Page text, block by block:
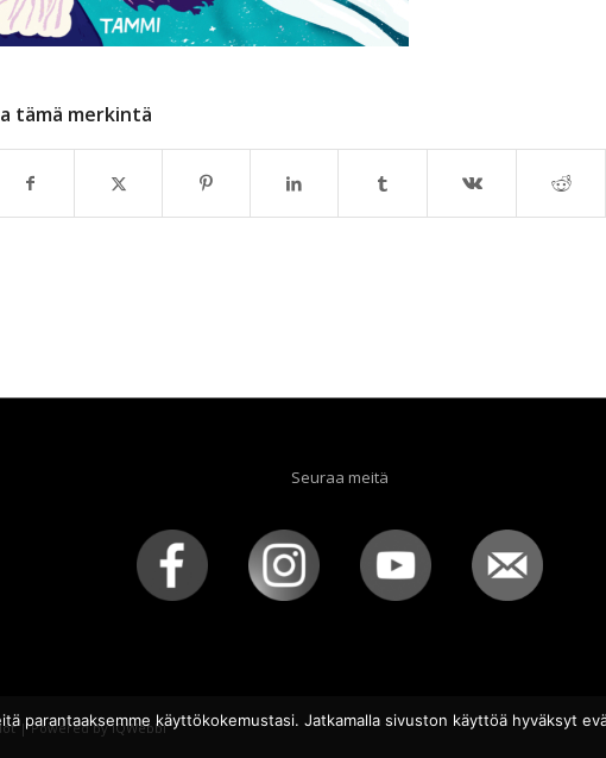
tämä merkintä
Seuraa meitä
| Powered byiQWebbi
parantaaksemme käyttökokemustasi. Jatkamalla sivuston käyttöä hyväksyt